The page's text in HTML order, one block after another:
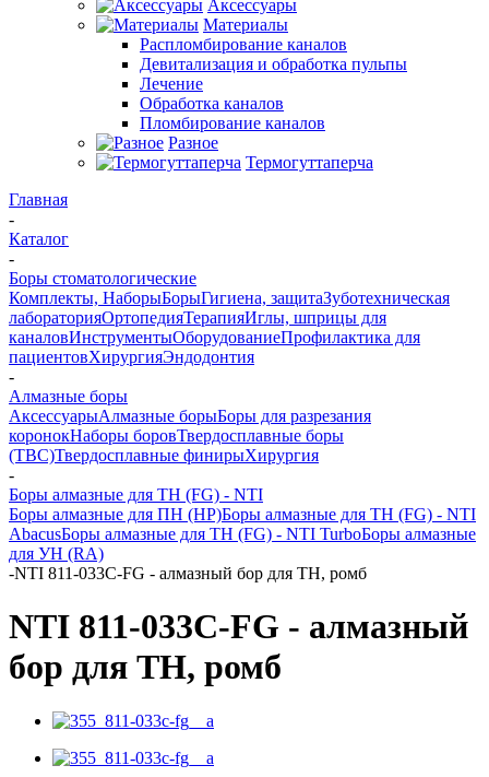
Аксессуары
Материалы
Распломбирование каналов
Девитализация и обработка пульпы
Лечение
Обработка каналов
Пломбирование каналов
Разное
Термогуттаперча
Главная
-
Каталог
-
Боры стоматологические
Комплекты, НаборыБорыГигиена, защитаЗуботехническая
лабораторияОртопедияТерапияИглы, шприцы для
каналовИнструментыОборудованиеПрофилактика для
пациентовХирургияЭндодонтия
-
Алмазные боры
АксессуарыАлмазные борыБоры для разрезания
коронокНаборы боровТвердосплавные боры
(ТВС)Твердосплавные финирыХирургия
-
Боры алмазные для ТН (FG) - NTI
Боры алмазные для ПН (HP)Боры алмазные для ТН (FG) - NTI
AbacusБоры алмазные для ТН (FG) - NTI TurboБоры алмазные
для УН (RA)
-NTI 811-033C-FG - алмазный бор для ТН, ромб
NTI 811-033C-FG - алмазный
бор для ТН, ромб